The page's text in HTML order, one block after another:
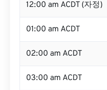
12:00 am ACDT (자정)
01:00 am ACDT
02:00 am ACDT
03:00 am ACDT